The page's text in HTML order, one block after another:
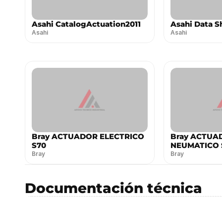
Asahi CatalogActuation2011
Asahi
Asahi Data
Asahi
Bray ACTUADOR ELECTRICO
S70
Bray
Bray
NEUMATICO
Bray
Documentación técnica